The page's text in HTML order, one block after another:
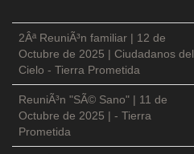
2Âª ReuniÃ³n familiar | 12 de
Octubre de 2025 | Ciudadanos del
Cielo - Tierra Prometida
ReuniÃ³n "SÃ© Sano" | 11 de
Octubre de 2025 | - Tierra
Prometida